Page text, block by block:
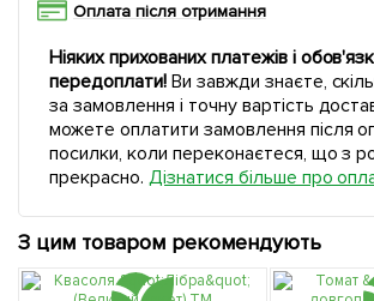
Оплата після отримання
Ніяких прихованих платежів і
передоплати!Ви завжди знаєте,
за замовлення і точну вартість
можете оплатити замовлення після
посилки, коли переконаєтеся, що з
прекрасно. Дізнатися більше про
З цим товаром рекомендують